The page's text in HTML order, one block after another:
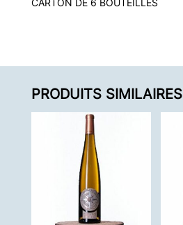
CARTON DE 6 BOUTEILLES
PRODUITS SIMILAIRES